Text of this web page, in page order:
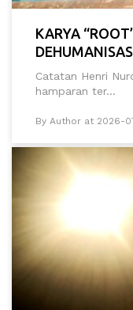
KARYA
Catatan Henri
hamparan ter...
By Author at 2026-